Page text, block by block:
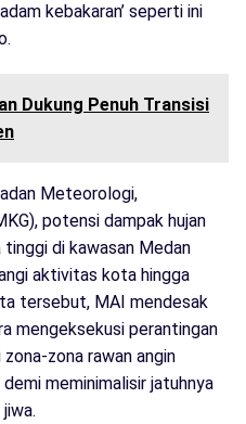
kebakaran’ seperti ini
Dukung Penuh Transisi
Meteorologi,
potensi dampak hujan
di kawasan Medan
aktivitas kota hingga
tersebut, MAI mendesak
mengeksekusi perantingan
zona rawan angin
meminimalisir jatuhnya